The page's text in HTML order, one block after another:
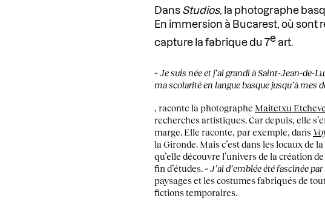
Dans Studios, la photographe
En immersion à Bucarest, où sont
capture la fabrique du 7eart.
« Je suis née et j’ai grandi à Saint-Jean-
ma scolarité en langue basque jusqu’à mes
, raconte la photographeMaitetxu
recherches artistiques. Car depuis, elle
marge. Elle raconte, par exemple, dans
la Gironde. Mais c’est dans les locaux de la
qu’elle découvre l’univers de la création
fin d’études.« J’ai d’emblée été fascinée
paysages et les costumes fabriqués de
fictions temporaires.